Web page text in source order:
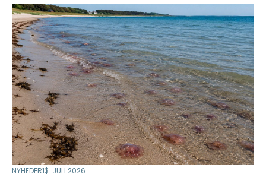
NYHEDER13. JULI 2026